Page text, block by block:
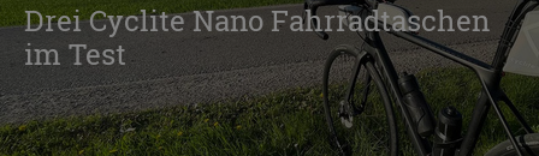
Drei Cyclite Nano Fahrradtaschen
im Test